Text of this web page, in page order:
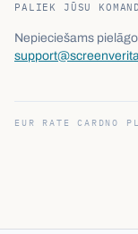
PALIEK JŪSU
Nepieciešams
EUR RATE CARDNO